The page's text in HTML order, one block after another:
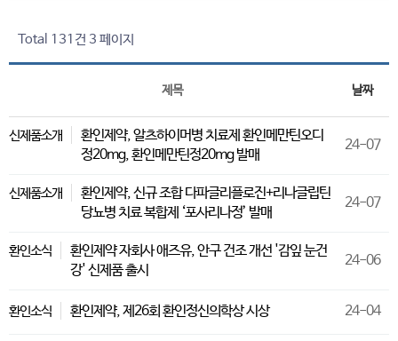
Total 131건 3 페이지
제목 날짜
신제품소개
환인제약, 알츠하이머병 치료제 환인메만틴오디
정20mg, 환인메만틴정20mg 발매
24-07
신제품소개
환인제약, 신규 조합 다파글리플로진+리나글립틴
당뇨병 치료 복합제 ‘포사리나정’ 발매
24-07
환인소식
환인제약 자회사 애즈유, 안구 건조 개선 '감잎 눈건
강' 신제품 출시
24-06
환인소식 환인제약, 제26회 환인정신의학상 시상 24-04